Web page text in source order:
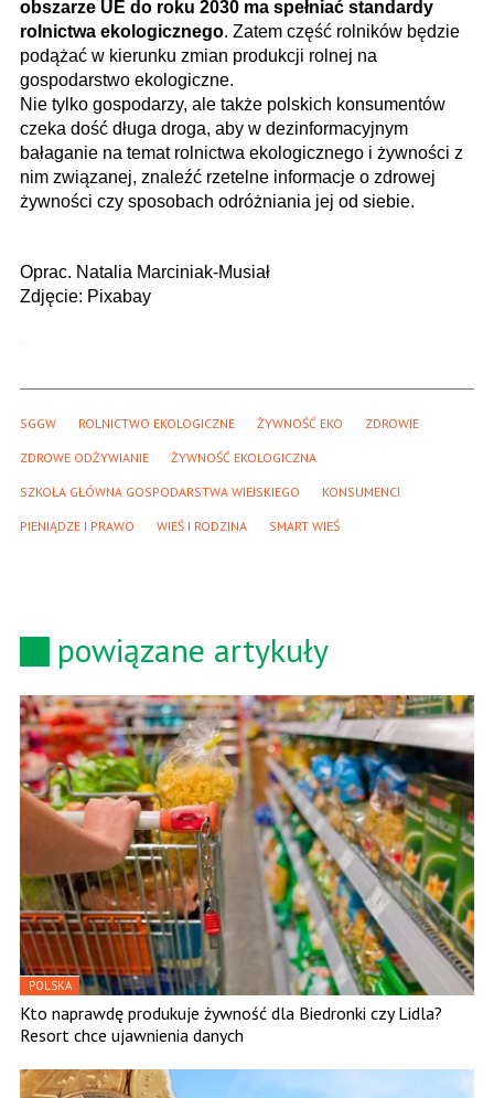
obszarze UE do roku 2030 ma spełniać standardy
rolnictwa ekologicznego. Zatem część rolników będzie
podążać w kierunku zmian produkcji rolnej na
gospodarstwo ekologiczne.
Nie tylko gospodarzy, ale także polskich konsumentów
czeka dość długa droga, aby w dezinformacyjnym
bałaganie na temat rolnictwa ekologicznego i żywności z
nim związanej, znaleźć rzetelne informacje o zdrowej
żywności czy sposobach odróżniania jej od siebie.
Oprac. Natalia Marciniak-Musiał
Zdjęcie: Pixabay
SGGW ROLNICTWO EKOLOGICZNE ŻYWNOŚĆ EKO ZDROWIE
ZDROWE ODŻYWIANIE ŻYWNOŚĆ EKOLOGICZNA
SZKOŁA GŁÓWNA GOSPODARSTWA WIEJSKIEGO KONSUMENCI
PIENIĄDZE I PRAWO WIEŚ I RODZINA SMART WIEŚ
powiązane artykuły
POLSKA
Kto naprawdę produkuje żywność dla Biedronki czy Lidla?
Resort chce ujawnienia danych